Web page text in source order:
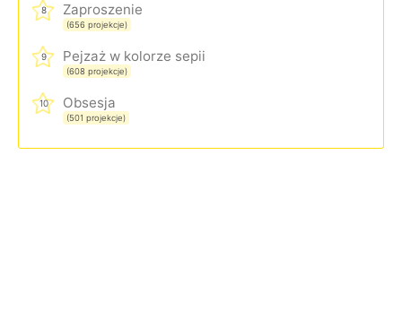
8 Zaproszenie
(656 projekcje)
9 Pejzaż w kolorze sepii
(608 projekcje)
10 Obsesja
(501 projekcje)